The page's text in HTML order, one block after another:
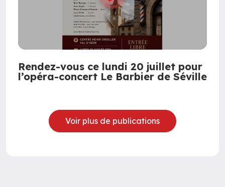
Rendez-vous ce lundi 20 juillet pour
l’opéra-concert Le Barbier de Séville
Voir plus de publications